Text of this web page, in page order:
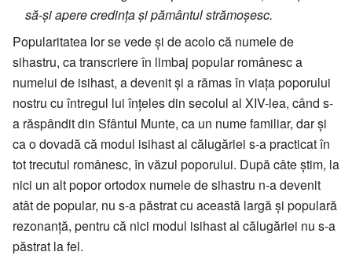
să-și apere credința și pământul strămoșesc.
Popularitatea lor se vede și de acolo că numele de
sihastru, ca transcriere în limbaj popular românesc a
numelui de isihast, a devenit și a rămas în viața poporului
nostru cu întregul lui înțeles din secolul al XIV-lea, când s-
a răspândit din Sfântul Munte, ca un nume familiar, dar și
ca o dovadă că modul isihast al călugăriei s-a practicat în
tot trecutul românesc, în văzul poporului. După câte știm, la
nici un alt popor ortodox numele de sihastru n-a devenit
atât de popular, nu s-a păstrat cu această largă și populară
rezonanță, pentru că nici modul isihast al călugăriei nu s-a
păstrat la fel.